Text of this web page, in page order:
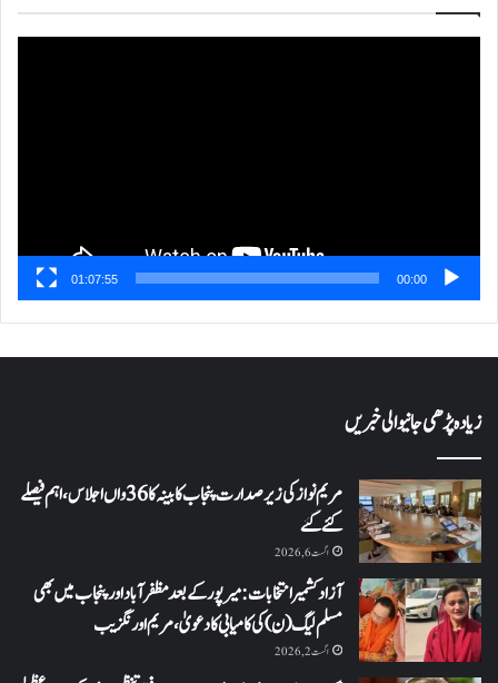
00:00
01:07:55
زیادہ پڑھی جانیوالی خبریں
مریم نواز کی زیر صدارت پنجاب کابینہ کا 36واں اجلاس،اہم فیصلے
کئے گئے
اگست 6, 2026
آزاد کشمیر انتخابات: میرپور کے بعد مظفرآباد اور پنجاب میں بھی
مسلم لیگ (ن) کی کامیابی کا دعویٰ، مریم اورنگزیب
اگست 2, 2026